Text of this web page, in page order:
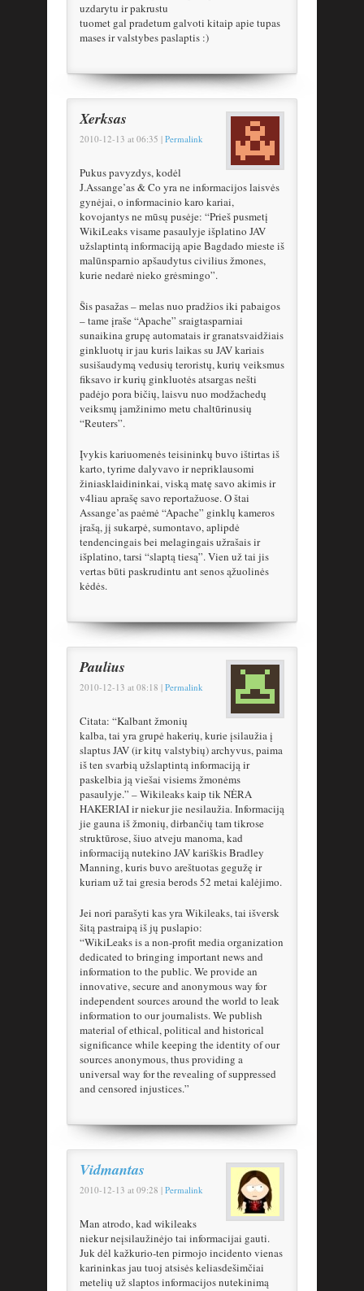
uzdarytu ir pakrustu
tuomet gal pradetum galvoti kitaip apie tupas
mases ir valstybes paslaptis :)
Xerksas
2010-12-13 at 06:35 | Permalink
Pukus pavyzdys, kodėl
J.Assange’as & Co yra ne informacijos laisvės
gynėjai, o informacinio karo kariai,
kovojantys ne mūsų pusėje: “Prieš pusmetį
WikiLeaks visame pasaulyje išplatino JAV
užslaptintą informaciją apie Bagdado mieste iš
malūnsparnio apšaudytus civilius žmones,
kurie nedarė nieko grėsmingo”.
Šis pasažas – melas nuo pradžios iki pabaigos
– tame įraše “Apache” sraigtasparniai
sunaikina grupę automatais ir granatsvaidžiais
ginkluotų ir jau kuris laikas su JAV kariais
susišaudymą vedusių teroristų, kurių veiksmus
fiksavo ir kurių ginkluotės atsargas nešti
padėjo pora bičių, laisvu nuo modžachedų
veiksmų įamžinimo metu chaltūrinusių
“Reuters”.
Įvykis kariuomenės teisininkų buvo ištirtas iš
karto, tyrime dalyvavo ir nepriklausomi
žiniasklaidininkai, viską matę savo akimis ir
v4liau aprašę savo reportažuose. O štai
Assange’as paėmė “Apache” ginklų kameros
įrašą, jį sukarpė, sumontavo, aplipdė
tendencingais bei melagingais užrašais ir
išplatino, tarsi “slaptą tiesą”. Vien už tai jis
vertas būti paskrudintu ant senos ąžuolinės
kėdės.
Paulius
2010-12-13 at 08:18 | Permalink
Citata: “Kalbant žmonių
kalba, tai yra grupė hakerių, kurie įsilaužia į
slaptus JAV (ir kitų valstybių) archyvus, paima
iš ten svarbią užslaptintą informaciją ir
paskelbia ją viešai visiems žmonėms
pasaulyje.” – Wikileaks kaip tik NĖRA
HAKERIAI ir niekur jie nesilaužia. Informaciją
jie gauna iš žmonių, dirbančių tam tikrose
struktūrose, šiuo atveju manoma, kad
informaciją nutekino JAV kariškis Bradley
Manning, kuris buvo areštuotas gegužę ir
kuriam už tai gresia berods 52 metai kalėjimo.
Jei nori parašyti kas yra Wikileaks, tai išversk
šitą pastraipą iš jų puslapio:
“WikiLeaks is a non-profit media organization
dedicated to bringing important news and
information to the public. We provide an
innovative, secure and anonymous way for
independent sources around the world to leak
information to our journalists. We publish
material of ethical, political and historical
significance while keeping the identity of our
sources anonymous, thus providing a
universal way for the revealing of suppressed
and censored injustices.”
Vidmantas
2010-12-13 at 09:28 | Permalink
Man atrodo, kad wikileaks
niekur neįsilaužinėjo tai informacijai gauti.
Juk dėl kažkurio-ten pirmojo incidento vienas
karininkas jau tuoj atsisės keliasdešimčiai
metelių už slaptos informacijos nutekinimą